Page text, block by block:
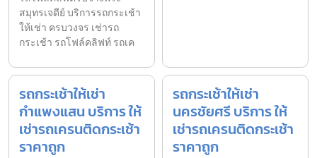
สมุทรเจดีย์ บริการรถกระเช้า
ให้เช่า ครบวงจร เช่ารถ
กระเช้า รถโฟล์คลิฟท์ รถเค
รถกระเช้าให้เช่า
กำแพงแสน บริการ ให้
เช่ารถเครนติดกระเช้า
ราคาถูก
รถกระเช้าให้เช่า
นครชัยศรี บริการ ให้
เช่ารถเครนติดกระเช้า
ราคาถูก